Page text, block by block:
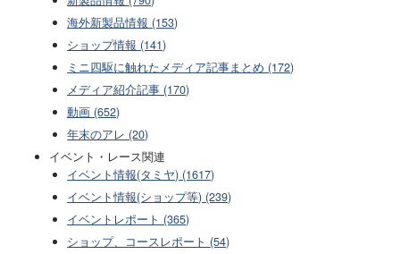
海外新製品情報 (153)
ショップ情報 (141)
ミニ四駆に触れたメディア記事まとめ (172)
メディア紹介記事 (170)
動画 (652)
年末のアレ (20)
イベント・レース関連
イベント情報(タミヤ) (1617)
イベント情報(ショップ等) (239)
イベントレポート (365)
ショップ、コースレポート (54)